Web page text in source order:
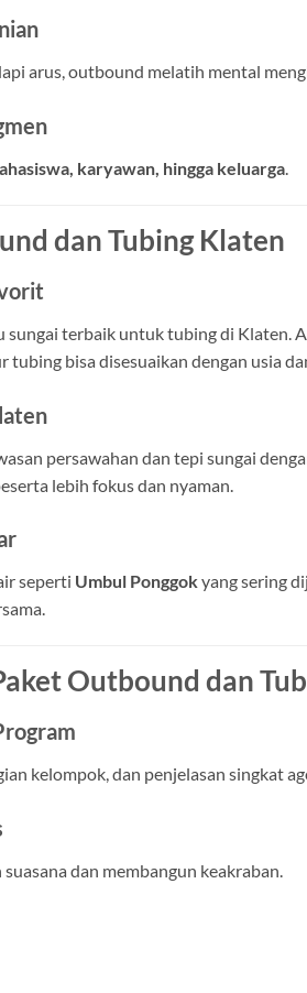
arus, outbound melatih mental
karyawan, hingga keluarga.
dan Tubing Klaten
sungai terbaik untuk tubing di Klaten.
tubing bisa disesuaikan dengan usia
persawahan dan tepi sungai
lebih fokus dan nyaman.
seperti Umbul Ponggokyang sering
Outbound dan
kelompok, dan penjelasan singkat
dan membangun keakraban.